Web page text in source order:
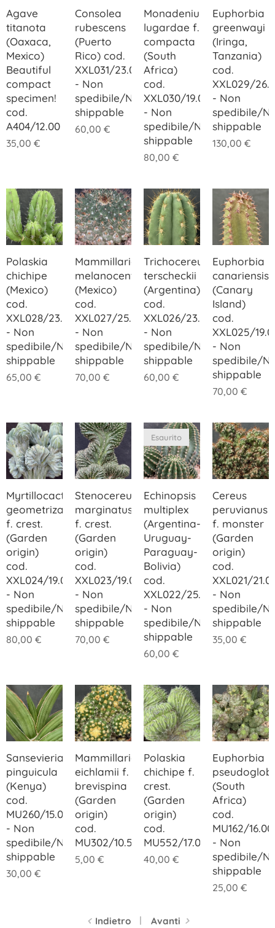
Agave
titanota
(Oaxaca,
Mexico)
Beautiful
compact
specimen!
cod.
A404/12.00
35,00 €
Consolea
rubescens
(Puerto
Rico) cod.
XXL031/23.00
- Non
spedibile/Not
shippable
60,00 €
Monadenium
lugardae f.
compacta
(South
Africa)
cod.
XXL030/19.00
- Non
spedibile/Not
shippable
80,00 €
Euphorbia
greenwayi
(Iringa,
Tanzania)
cod.
XXL029/
- Non
spedibile/
shippable
130,00 €
Polaskia
chichipe
(Mexico)
cod.
XXL028/23.00
- Non
spedibile/Not
shippable
65,00 €
Mammillaria
melanocentra
(Mexico)
cod.
XXL027/25.00
- Non
spedibile/Not
shippable
70,00 €
Trichocereus
terscheckii
(Argentina)
cod.
XXL026/23.00
- Non
spedibile/Not
shippable
60,00 €
Euphorbia
canariensis
(Canary
Island)
cod.
XXL025/
- Non
spedibile/
shippable
70,00 €
Myrtillocactus
geometrizans
f. crest.
(Garden
origin)
cod.
XXL024/19.00
- Non
spedibile/Not
shippable
80,00 €
Stenocereus
marginatus
f. crest.
(Garden
origin)
cod.
XXL023/19.00
- Non
spedibile/Not
shippable
70,00 €
Echinopsis
multiplex
(Argentina-
Uruguay-
Paraguay-
Bolivia)
cod.
XXL022/25.00
- Non
spedibile/Not
shippable
Esaurito
60,00 €
Cereus
peruvianus
f. monster
(Garden
origin)
cod.
XXL021/
- Non
spedibile/
shippable
35,00 €
Sansevieria
pinguicula
(Kenya)
cod.
MU260/15.00
- Non
spedibile/Not
shippable
30,00 €
Mammillaria
eichlamii f.
brevispina
(Garden
origin)
cod.
MU302/10.50
5,00 €
Polaskia
chichipe f.
crest.
(Garden
origin)
cod.
MU552/17.00
40,00 €
Euphorbia
(South
Africa)
cod.
MU162/16.00
- Non
spedibile/
shippable
25,00 €
Indietro Avanti